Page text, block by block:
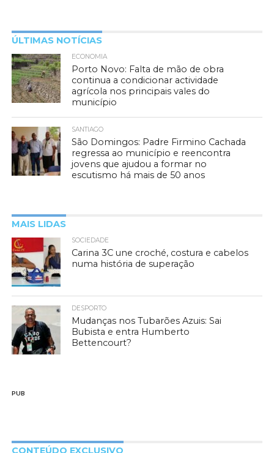
ÚLTIMAS NOTÍCIAS
ECONOMIA
Porto Novo: Falta de mão de obra
continua a condicionar actividade
agrícola nos principais vales do
município
SANTIAGO
São Domingos: Padre Firmino Cachada
regressa ao município e reencontra
jovens que ajudou a formar no
escutismo há mais de 50 anos
MAIS LIDAS
SOCIEDADE
Carina 3C une croché, costura e cabelos
numa história de superação
DESPORTO
Mudanças nos Tubarões Azuis: Sai
Bubista e entra Humberto
Bettencourt?
PUB
CONTEÚDO EXCLUSIVO